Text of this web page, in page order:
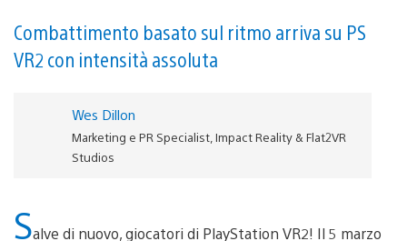
Combattimento basato sul ritmo arriva su PS
VR2 con intensità assoluta
Wes Dillon
Marketing e PR Specialist, Impact Reality & Flat2VR
Studios
Salve di nuovo, giocatori di PlayStation VR2! Il 5 marzo